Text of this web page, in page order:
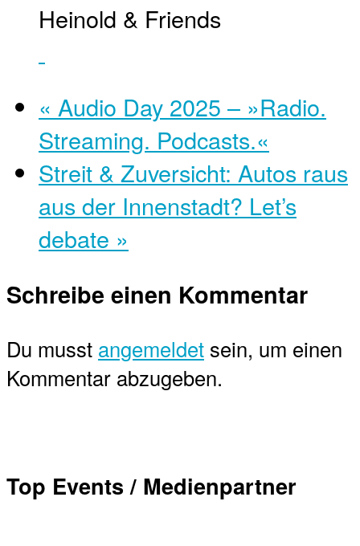
Heinold & Friends
« Audio Day 2025 – »Radio.
Streaming. Podcasts.«
Streit & Zuversicht: Autos raus
aus der Innenstadt? Let’s
debate »
Schreibe einen Kommentar
Du musst angemeldet sein, um einen
Kommentar abzugeben.
Top Events / Medienpartner